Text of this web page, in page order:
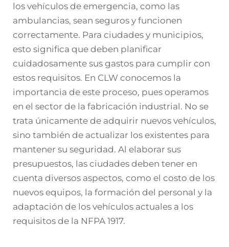
los vehículos de emergencia, como las
ambulancias, sean seguros y funcionen
correctamente. Para ciudades y municipios,
esto significa que deben planificar
cuidadosamente sus gastos para cumplir con
estos requisitos. En CLW conocemos la
importancia de este proceso, pues operamos
en el sector de la fabricación industrial. No se
trata únicamente de adquirir nuevos vehículos,
sino también de actualizar los existentes para
mantener su seguridad. Al elaborar sus
presupuestos, las ciudades deben tener en
cuenta diversos aspectos, como el costo de los
nuevos equipos, la formación del personal y la
adaptación de los vehículos actuales a los
requisitos de la NFPA 1917.